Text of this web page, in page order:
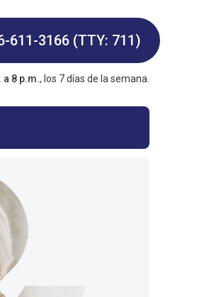
611-3166 (TTY: 711)
a 8 p.m., los 7 días de la semana.